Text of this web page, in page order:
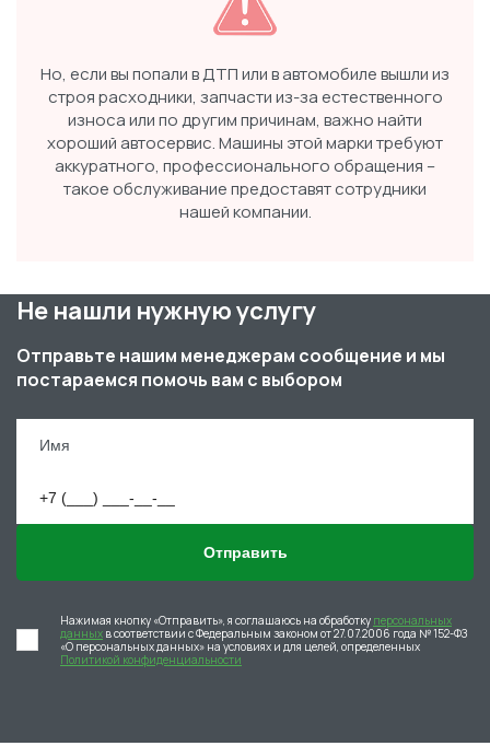
Но, если вы попали в ДТП или в автомобиле вышли из
строя расходники, запчасти из-за естественного
износа или по другим причинам, важно найти
хороший автосервис. Машины этой марки требуют
аккуратного, профессионального обращения –
такое обслуживание предоставят сотрудники
нашей компании.
Не нашли нужную услугу
Отправьте нашим менеджерам сообщение и мы
постараемся помочь вам с выбором
Отправить
Нажимая кнопку «Отправить», я соглашаюсь на обработку персональных
данных в соответствии с Федеральным законом от 27.07.2006 года № 152-ФЗ
«О персональных данных» на условиях и для целей, определенных
Политикой конфиденциальности